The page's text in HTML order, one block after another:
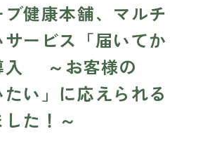
健康本舗、マルチ
ービス「届いてか
入 ～お客様の
たい」に応えられる
た！～